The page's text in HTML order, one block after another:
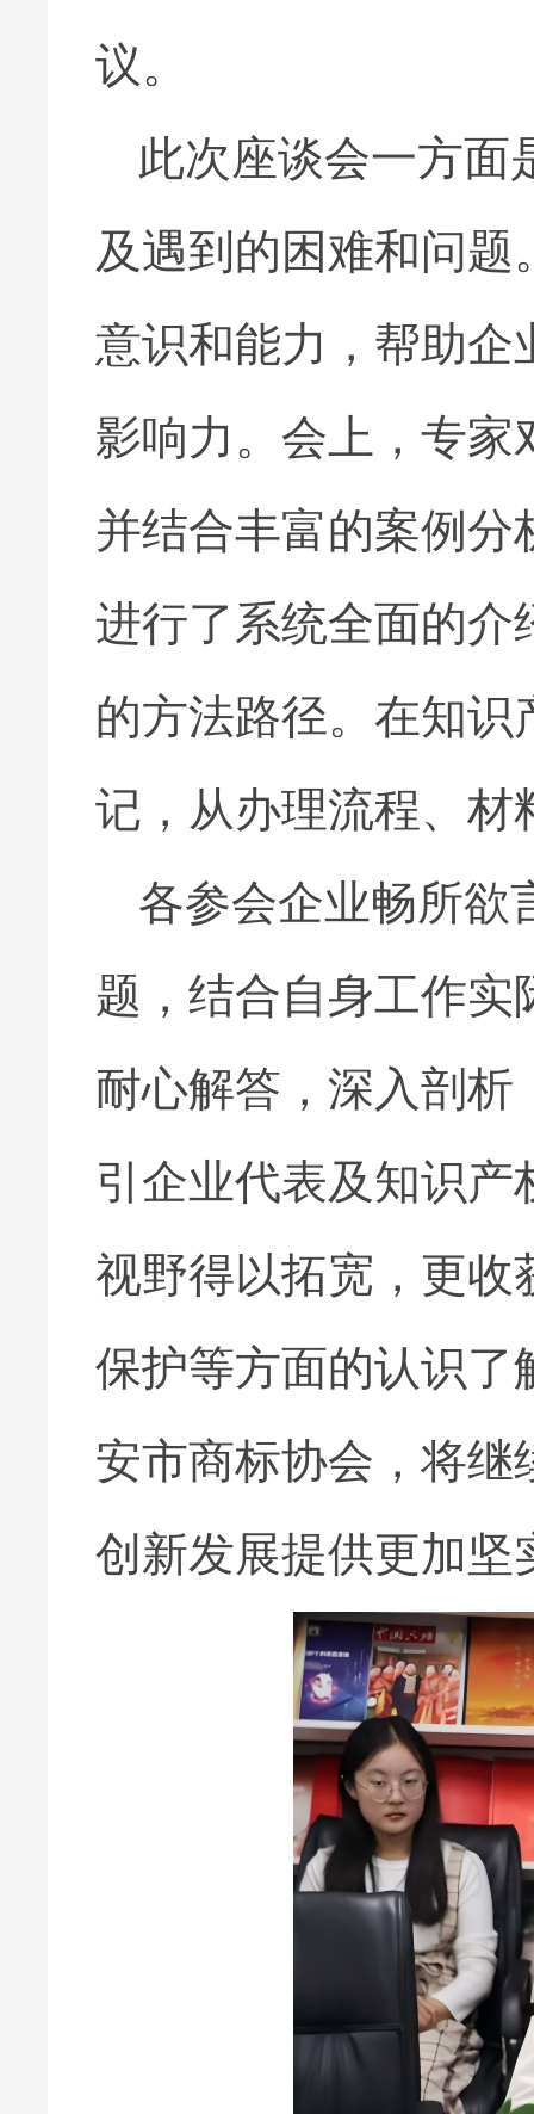
议。
此次座谈会一方面
及遇到的困难和问
意识和能力，帮助
影响力。会上，专
并结合丰富的案例
进行了系统全面的
的方法路径。在知
记，从办理流程、
各参会企业畅所欲
题，结合自身工作
耐心解答，深入剖
引企业代表及知识
视野得以拓宽，更
保护等方面的认识
安市商标协会，将
创新发展提供更加